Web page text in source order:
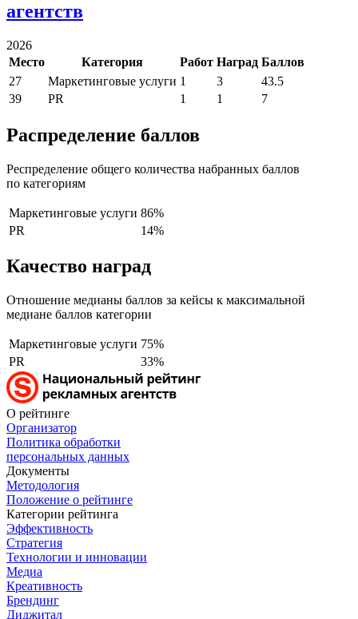
агентств
2026
Место
Категория Работ Наград Баллов
27
Маркетинговые услуги 1 3
43.5
39
PR 1 1 7
Распределение баллов
Респределение общего количества набранных баллов
по категориям
Маркетинговые услуги 86%
PR
14%
Качество наград
Отношение медианы баллов за кейсы к максимальной
медиане баллов категории
Маркетинговые услуги 75%
PR
33%
О рейтинге
Организатор
Политика обработки
персональных данных
Документы
Методология
Положение о рейтинге
Категории рейтинга
Эффективность
Стратегия
Технологии и инновации
Медиа
Креативность
Брендинг
Диджитал